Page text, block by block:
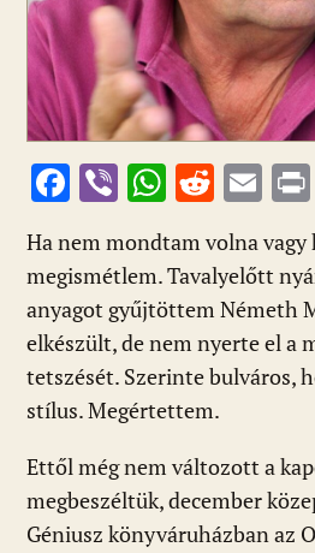
F
e
b
o
o
k
Vi
er
W
at
s
A
p
p
R
e
d
di
t
E
ai
l
Ha nem mondtam volna vagy
megismétlem. Tavalyelőtt
anyagot gyűjtöttem Németh
elkészült, de nem nyerte el a
tetszését. Szerinte bulváros,
stílus. Megértettem.
Ettől még nem változott a
megbeszéltük, december
Géniusz könyváruházban az